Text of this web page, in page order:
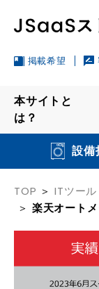
掲載希望
本サイトと
は？
設備
TOP ITツール
楽天オート